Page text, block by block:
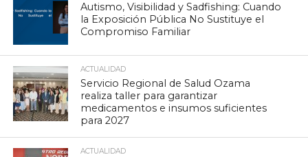
Autismo, Visibilidad y Sadfishing: Cuando
la Exposición Pública No Sustituye el
Compromiso Familiar
ACTUALIDAD
Servicio Regional de Salud Ozama
realiza taller para garantizar
medicamentos e insumos suficientes
para 2027
ACTUALIDAD